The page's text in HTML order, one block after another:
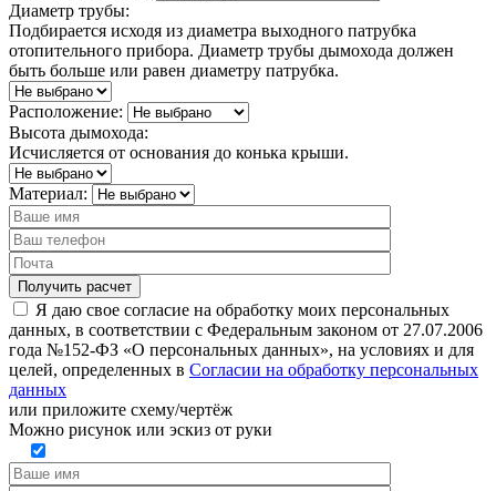
Диаметр трубы:
Подбирается исходя из диаметра выходного патрубка
отопительного прибора. Диаметр трубы дымохода должен
быть больше или равен диаметру патрубка.
Расположение:
Высота дымохода:
Исчисляется от основания до конька крыши.
Материал:
Я даю свое согласие на обработку моих персональных
данных, в соответствии с Федеральным законом от 27.07.2006
года №152-ФЗ «О персональных данных», на условиях и для
целей, определенных в Согласии на обработку персональных
данных
или приложите схему/чертёж
Можно рисунок или эскиз от руки